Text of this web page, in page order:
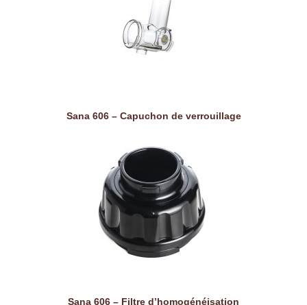
Sana 606 – Capuchon de verrouillage
Sana 606 – Filtre d’homogénéisation